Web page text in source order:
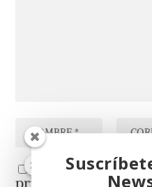
He leído y acepto
privacidad